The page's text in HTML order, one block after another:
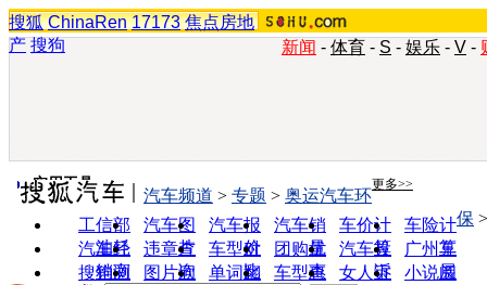
搜狐 ChinaRen 17173 焦点房地
产 搜狗 新闻 - 体育 - S - 娱乐 - V -
实用工具 更多>>
工信部
油耗
汽车图
片
汽车报
价
汽车销
量
车价计
算
车险计
算
汽车经
销商
违章查
询
车型对
比
团购优
惠
汽车投
诉
广州车
展
搜狗浏
图片欣
单词翻
车型查
女人宝
小说阅
汽车频道 > 专题 > 奥运汽车环
保